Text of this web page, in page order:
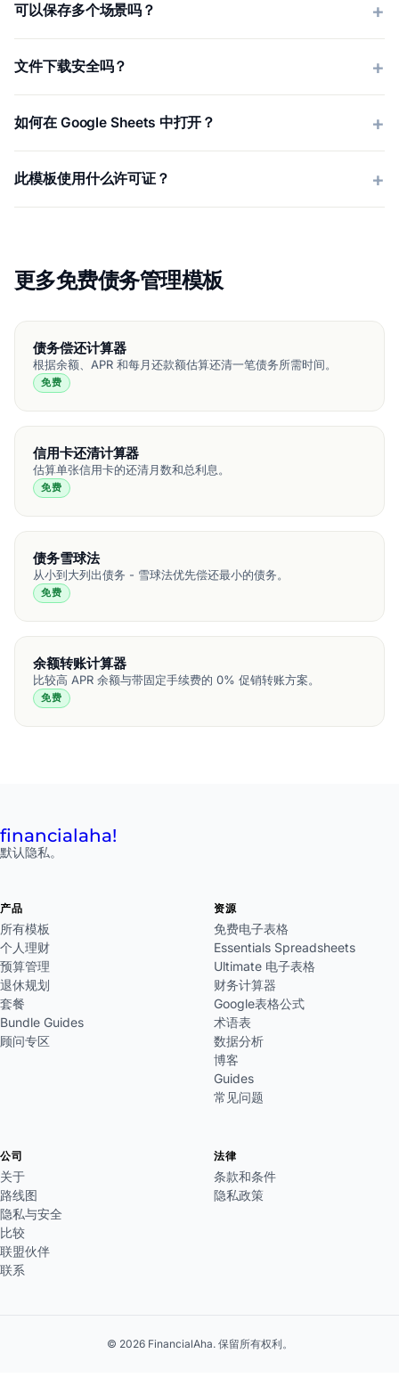
可以保存多个场景吗？
文件下载安全吗？
如何在 Google Sheets 中打开？
此模板使用什么许可证？
更多免费债务管理模板
债务偿还计算器
根据余额、APR 和每月还款额估算还清一笔债务所需时间。
免费
信用卡还清计算器
估算单张信用卡的还清月数和总利息。
免费
债务雪球法
从小到大列出债务 - 雪球法优先偿还最小的债务。
免费
余额转账计算器
比较高 APR 余额与带固定手续费的 0% 促销转账方案。
免费
financialaha!
默认隐私。
产品
所有模板
个人理财
预算管理
退休规划
套餐
Bundle Guides
顾问专区
资源
免费电子表格
Essentials Spreadsheets
Ultimate 电子表格
财务计算器
Google表格公式
术语表
数据分析
博客
Guides
常见问题
公司
关于
路线图
隐私与安全
比较
联盟伙伴
联系
法律
条款和条件
隐私政策
© 2026 FinancialAha. 保留所有权利。